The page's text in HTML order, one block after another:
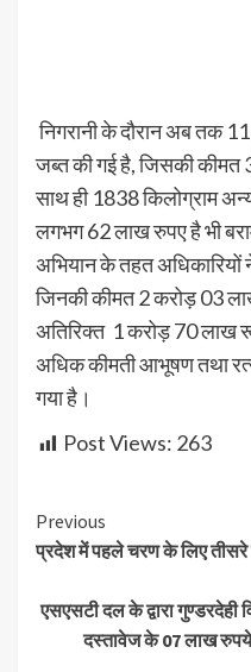
निगरानी के दौरान अब तक
जब्त की गई है, जिसकी
साथ ही 1838 किलोग्राम
लगभग 62 लाख रुपए है भी
अभियान के तहत
जिनकी कीमत 2 करोड़ 03
अतिरिक्त 1 करोड़ 70 लाख
अधिक कीमती आभूषण तथा
गया है।
Post Views: 263
Continue
Reading
Previous
प्रदेश में पहले चरण के लिए तीसरे
एसएसटी दल के द्वारा
दस्तावेज के 07 लाख रुपये